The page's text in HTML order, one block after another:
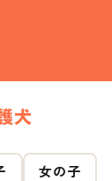
犬
女の子